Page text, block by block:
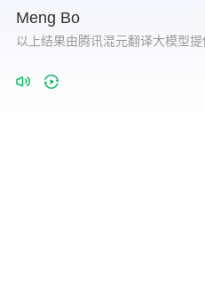
Meng Bo
以上结果由腾讯混元翻译大模型提